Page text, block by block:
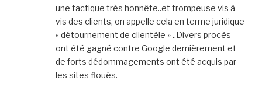
une tactique très honnête..et trompeuse vis à
vis des clients, on appelle cela en terme juridique
« détournement de clientèle » ..Divers procès
ont été gagné contre Google dernièrement et
de forts dédommagements ont été acquis par
les sites floués.